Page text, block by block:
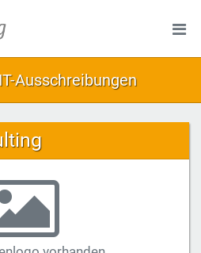
Ausschreibungen